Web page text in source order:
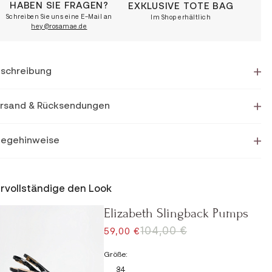
HABEN SIE FRAGEN?
Schreiben Sie uns eine E-Mail an
hey@rosamae.de
EXKLUSIVE TOTE BAG
Im Shop erhältlich
& Rücksendungen
den Look
Elizabeth Slingback Pumps
ANGEBOT
59,00 €REGULÄRER PREIS
104,00 €
Größe:
34